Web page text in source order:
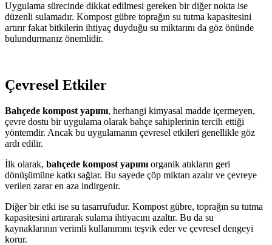
Uygulama sürecinde dikkat edilmesi gereken bir diğer nokta ise
düzenli sulamadır. Kompost gübre toprağın su tutma kapasitesini
artırır fakat bitkilerin ihtiyaç duyduğu su miktarını da göz önünde
bulundurmanız önemlidir.
Çevresel Etkiler
Bahçede kompost yapımı, herhangi kimyasal madde içermeyen,
çevre dostu bir uygulama olarak bahçe sahiplerinin tercih ettiği
yöntemdir. Ancak bu uygulamanın çevresel etkileri genellikle göz
ardı edilir.
İlk olarak, bahçede kompost yapımı organik atıkların geri
dönüşümüne katkı sağlar. Bu sayede çöp miktarı azalır ve çevreye
verilen zarar en aza indirgenir.
Diğer bir etki ise su tasarrufudur. Kompost gübre, toprağın su tutma
kapasitesini artırarak sulama ihtiyacını azaltır. Bu da su
kaynaklarının verimli kullanımını teşvik eder ve çevresel dengeyi
korur.